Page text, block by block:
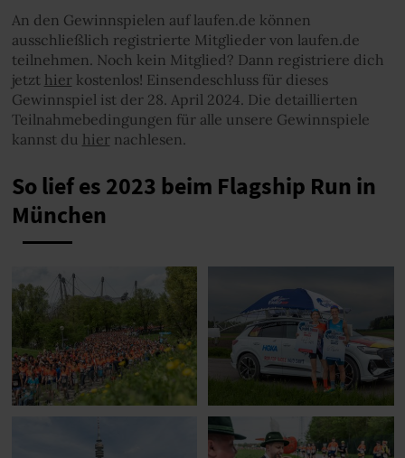
An den Gewinnspielen auf laufen.de können
ausschließlich registrierte Mitglieder von laufen.de
teilnehmen. Noch kein Mitglied? Dann registriere dich
jetzt hierkostenlos! Einsendeschluss für dieses
Gewinnspiel ist der 28. April 2024. Die detaillierten
Teilnahmebedingungen für alle unsere Gewinnspiele
kannst du hiernachlesen.
So lief es 2023 beim Flagship Run in
München